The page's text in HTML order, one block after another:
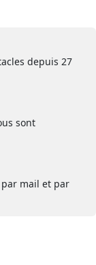
depuis 27
sont
par mail et par